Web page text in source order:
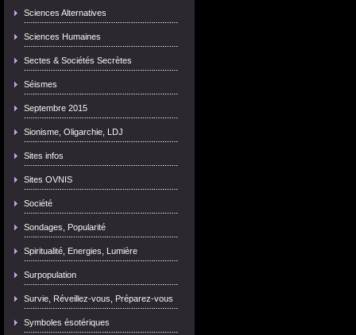
Sciences Alternatives
Sciences Humaines
Sectes & Sociétés Secrètes
Séismes
Septembre 2015
Sionisme, Oligarchie, LDJ
Sites infos
Sites OVNIS
Société
Sondages, Popularité
Spiritualité, Energies, Lumière
Surpopulation
Survie, Réveillez-vous, Préparez-vous
Symboles ésotériques